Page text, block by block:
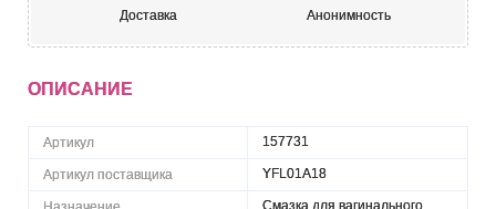
Доставка Анонимность
ОПИСАНИЕ
Артикул 157731
Артикул поставщика YFL01A18
Смазка для вагинального